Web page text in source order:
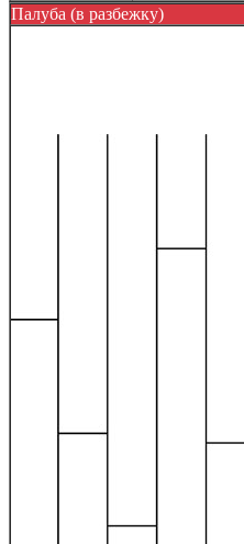
Палуба (в разбежку)